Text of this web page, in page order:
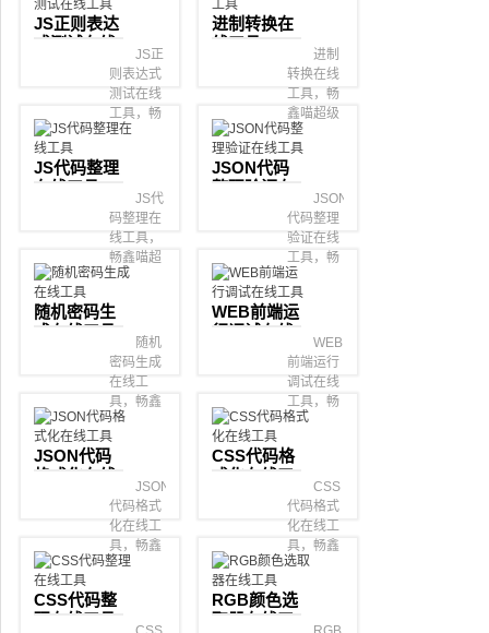
JS正则表达
式测试在线
JS正
则表达式
测试在线
工具，畅
鑫喵超级
箱。
进制转换在
线工具
进制
转换在线
工具，畅
鑫喵超级
在线工具
箱。
JS代码整理
在线工具
JS代
码整理在
线工具，
畅鑫喵超
级在线工
JSON代码
整理验证在
JSON
代码整理
验证在线
工具，畅
鑫喵超级
在线工具
箱。
随机密码生
成在线工具
随机
密码生成
在线工
具，畅鑫
喵超级在
线工具
箱。
WEB前端运
行调试在线
WEB
前端运行
调试在线
工具，畅
鑫喵超级
箱。
JSON代码
格式化在线
JSON
代码格式
化在线工
具，畅鑫
喵超级在
箱。
CSS代码格
式化在线工
CSS
代码格式
化在线工
具，畅鑫
喵超级在
箱。
CSS代码整
理在线工具
RGB颜色选
取器在线工